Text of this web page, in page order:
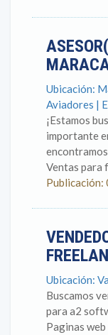
Ubicación:
Aviadores |
¡Estamos
importante
Ventas para
Ubicación:
Buscamos
para a2
Paginas